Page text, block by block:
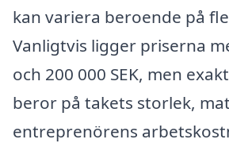
kan variera beroende på
Vanligtvis ligger priserna
och 200 000 SEK, men
beror på takets storlek,
entreprenörens